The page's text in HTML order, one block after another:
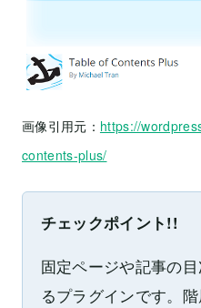
画像引用元： https://
contents-plus/
チェックポイント!!
固定ページや記事の
るプラグインです。